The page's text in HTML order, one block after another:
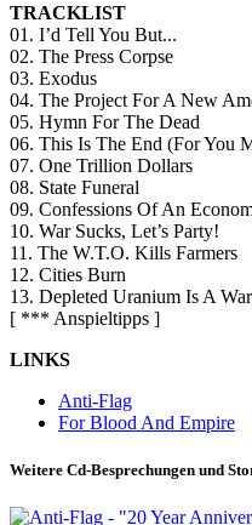
TRACKLIST
01. I’d Tell You But...
02. The Press Corpse
03. Exodus
04. The Project For A New
05. Hymn For The Dead
06. This Is The End (For You
07. One Trillion Dollars
08. State Funeral
09. Confessions Of An
10. War Sucks, Let’s Party!
11. The W.T.O. Kills Farmers
12. Cities Burn
13. Depleted Uranium Is A
[ *** Anspieltipps ]
LINKS
Anti-Flag
For Blood And Empire
Weitere Cd-Besprechungen und